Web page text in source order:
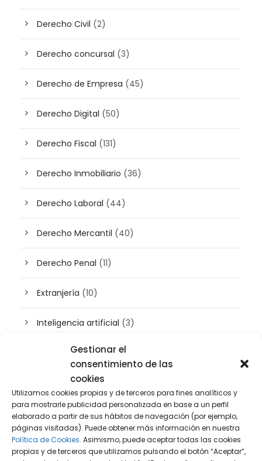
Gestionar el
consentimiento de las
cookies
Utilizamos cookies propias y de terceros para fines analíticos y
para mostrarle publicidad personalizada en base a un perfil
elaborado a partir de sus hábitos de navegación (por ejemplo,
páginas visitadas). Puede obtener más información en nuestra
Política de Cookies. Asimismo, puede aceptar todas las cookies
propias y de terceros que utilizamos pulsando el botón “Aceptar”,
Derecho Civil (2)
Derecho concursal (3)
Derecho de Empresa (45)
Derecho Digital (50)
Derecho Fiscal (131)
Derecho Inmobiliario (36)
Derecho Laboral (44)
Derecho Mercantil (40)
Derecho Penal (11)
Extranjería (10)
Inteligencia artificial (3)
Patrimonio(5)
Plusvalía(2)
Prensa(2)
Propiedad intelectual e industrial(13)